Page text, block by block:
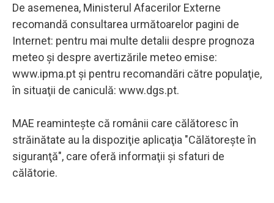
De asemenea, Ministerul Afacerilor Externe
recomandă consultarea următoarelor pagini de
Internet: pentru mai multe detalii despre prognoza
meteo şi despre avertizările meteo emise:
www.ipma.pt şi pentru recomandări către populaţie,
în situaţii de caniculă: www.dgs.pt.
MAE reaminteşte că românii care călătoresc în
străinătate au la dispoziţie aplicaţia "Călătoreşte în
siguranţă", care oferă informaţii şi sfaturi de
călătorie.